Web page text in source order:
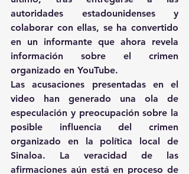
autoridades estadounidenses y
colaborar con ellas, se ha convertido
en un informante que ahora revela
información sobre el crimen
organizado en YouTube.
Las acusaciones presentadas en el
video han generado una ola de
especulación y preocupación sobre la
posible influencia del crimen
organizado en la política local de
Sinaloa. La veracidad de las
afirmaciones aún está en proceso de